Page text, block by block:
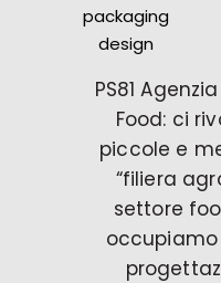
PS81
Food: ci
piccole e
“filiera
settore
occupiamo